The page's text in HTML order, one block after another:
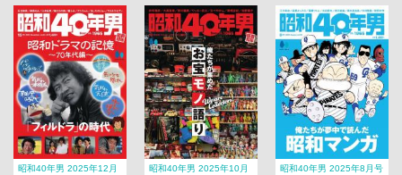
昭和40年男 2025年12月
昭和40年男 2025年10月
昭和40年男 2025年8月号